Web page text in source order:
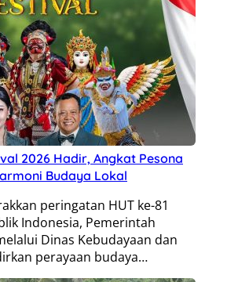
2026 Hadir, Angkat Pesona
Budaya Lokal
peringatan HUT ke-81
Indonesia, Pemerintah
Dinas Kebudayaan dan
perayaan budaya…